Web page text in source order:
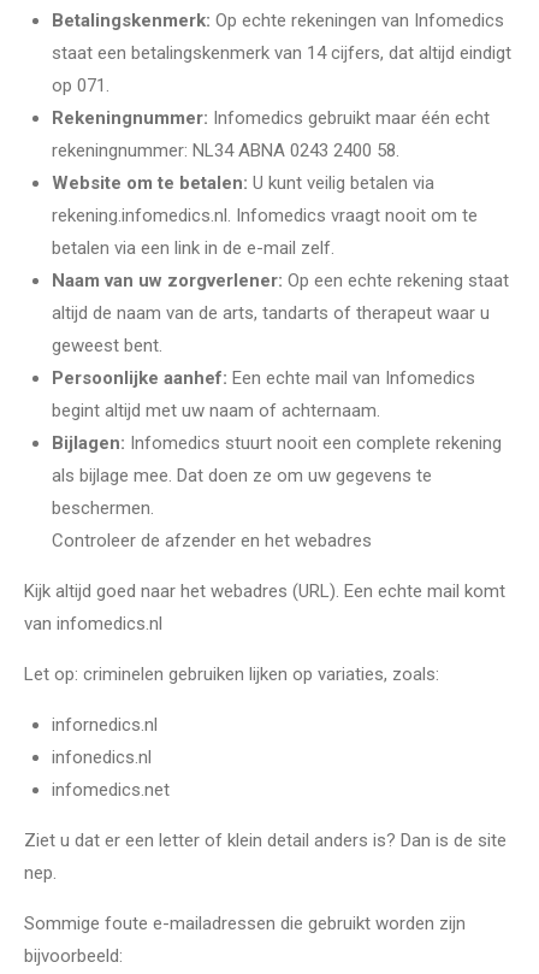
Betalingskenmerk: Op echte rekeningen van Infomedics
staat een betalingskenmerk van 14 cijfers, dat altijd eindigt
op 071.
Rekeningnummer: Infomedics gebruikt maar één echt
rekeningnummer: NL34 ABNA 0243 2400 58.
Website om te betalen: U kunt veilig betalen via
rekening.infomedics.nl. Infomedics vraagt nooit om te
betalen via een link in de e-mail zelf.
Naam van uw zorgverlener: Op een echte rekening staat
altijd de naam van de arts, tandarts of therapeut waar u
geweest bent.
Persoonlijke aanhef: Een echte mail van Infomedics
begint altijd met uw naam of achternaam.
Bijlagen: Infomedics stuurt nooit een complete rekening
als bijlage mee. Dat doen ze om uw gegevens te
beschermen.
Controleer de afzender en het webadres
Kijk altijd goed naar het webadres (URL). Een echte mail komt
van infomedics.nl
Let op: criminelen gebruiken lijken op variaties, zoals:
infornedics.nl
infonedics.nl
infomedics.net
Ziet u dat er een letter of klein detail anders is? Dan is de site
nep.
Sommige foute e-mailadressen die gebruikt worden zijn
bijvoorbeeld: